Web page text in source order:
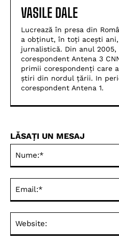
VASILE DALE
Lucrează în presa din
a obținut, în toți acești
jurnalistică. Din anul 2005,
corespondent Antena 3
primii corespondenți care
știri din nordul țării. In
corespondent Antena 1.
LĂSAȚI UN MESAJ